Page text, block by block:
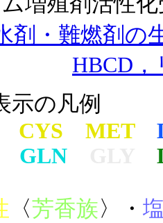
剤・難燃剤の
HBCD
示の凡例
CYS MET
GLN
〈芳香族〉・